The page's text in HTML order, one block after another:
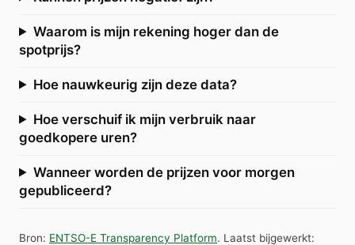
Waarom is mijn rekening hoger dan de
spotprijs?
Hoe nauwkeurig zijn deze data?
Hoe verschuif ik mijn verbruik naar
goedkopere uren?
Wanneer worden de prijzen voor morgen
gepubliceerd?
Bron: ENTSO-E Transparency Platform. Laatst bijgewerkt: